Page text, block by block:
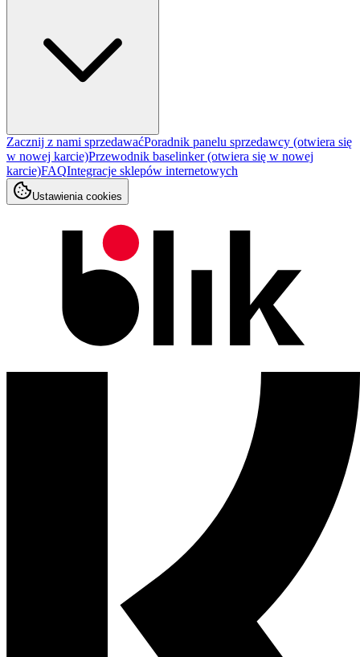
Zacznij z nami sprzedawaćPoradnik panelu sprzedawcy (otwiera się
w nowej karcie)Przewodnik baselinker(otwiera się w nowej
karcie)FAQIntegracje sklepów internetowych
Ustawienia cookies